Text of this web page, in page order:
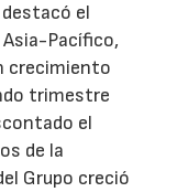
el
Pacífico,
crecimiento
trimestre
el
de la
Grupo creció